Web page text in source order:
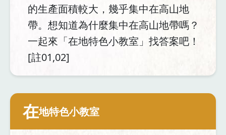
的生產面積較大，幾乎集中在高山地
帶。想知道為什麼集中在高山地帶嗎？
一起來「在地特色小教室」找答案吧！
[註01,02]
在地特色小教室